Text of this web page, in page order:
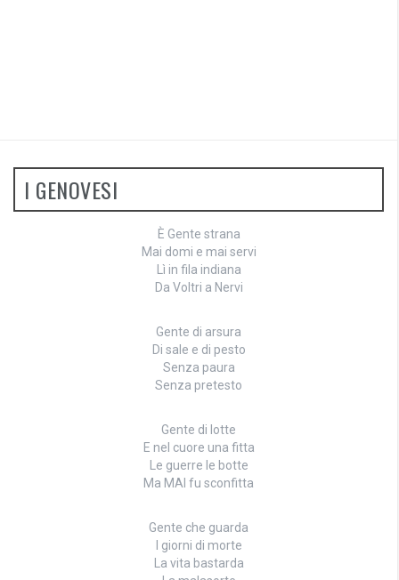
I GENOVESI
È Gente strana
Mai domi e mai servi
Lì in fila indiana
Da Voltri a Nervi
Gente di arsura
Di sale e di pesto
Senza paura
Senza pretesto
Gente di lotte
E nel cuore una fitta
Le guerre le botte
Ma MAI fu sconfitta
Gente che guarda
I giorni di morte
La vita bastarda